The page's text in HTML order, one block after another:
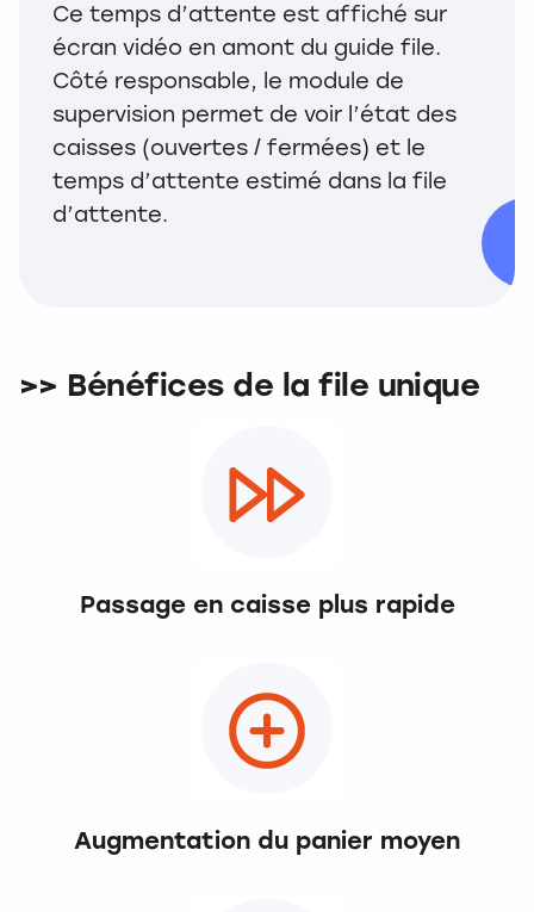
Ce temps d’attente est affiché sur
écran vidéo en amont du guide file.
Côté responsable, le module de
supervision permet de voir l’état des
caisses (ouvertes / fermées) et le
temps d’attente estimé dans la file
d’attente.
>> Bénéfices de la file unique
Passage en caisse plus rapide
Augmentation du panier moyen